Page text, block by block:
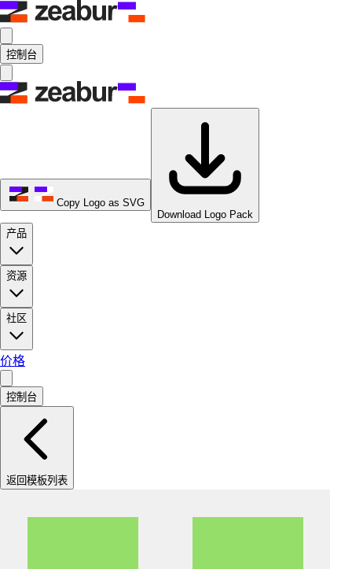
控制台
Copy Logo as SVG
Download Logo Pack
产品
资源
社区
价格
控制台
返回模板列表